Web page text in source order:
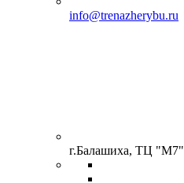
info@trenazherybu.ru
г.Балашиха, ТЦ "М7"